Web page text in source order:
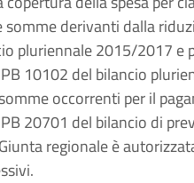
somme derivanti dalla
pluriennale 2015/2017 e
10102 del bilancio
occorrenti per il
20701 del bilancio di
regionale è